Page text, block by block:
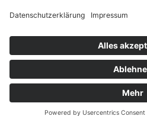
Kontakt
Datenschutz
AGB Widerruf
Newsletter